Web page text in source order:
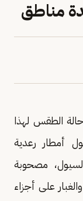
مناطق
حالة الطقس لهذا
أمطار رعدية
مصحوبة
على أجزاء